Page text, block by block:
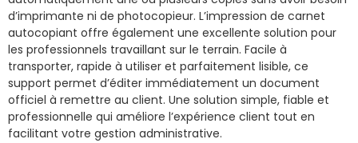
d’imprimante ni de photocopieur. L’impression de carnet
autocopiant offre également une excellente solution pour
les professionnels travaillant sur le terrain. Facile à
transporter, rapide à utiliser et parfaitement lisible, ce
support permet d’éditer immédiatement un document
officiel à remettre au client. Une solution simple, fiable et
professionnelle qui améliore l’expérience client tout en
facilitant votre gestion administrative.